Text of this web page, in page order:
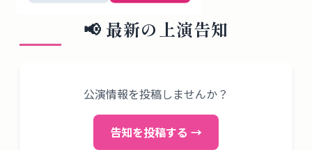
📢最新の上演告知
公演情報を投稿しませんか？
告知を投稿する →